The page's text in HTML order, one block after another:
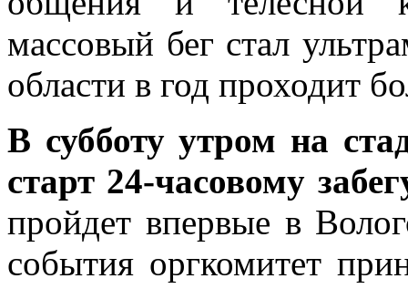
массовый бег стал
области в год проходит
В субботу утром на
старт 24-часовому
пройдет впервые в
события оргкомитет